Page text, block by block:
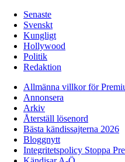
Senaste
Svenskt
Kungligt
Hollywood
Politik
Redaktion
Allmänna villkor för
Annonsera
Arkiv
Återställ lösenord
Bästa kändissajterna 2026
Bloggnytt
Integritetspolicy Stoppa